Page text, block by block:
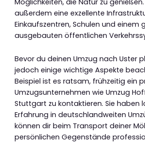
außerdem eine exzellente
Einkaufszentren, Schulen und einem
ausgebauten öffentlichen
Bevor du deinen Umzug nach Uster
jedoch einige wichtige Aspekte
Beispiel ist es ratsam, frühzeitig ein
Umzugsunternehmen wie Umzug
Stuttgart zu kontaktieren. Sie haben
Erfahrung in deutschlandweiten
können dir beim Transport deiner
persönlichen Gegenstände